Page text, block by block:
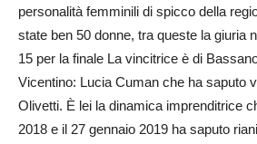
personalità femminili di spicco della
state ben 50 donne, tra queste la giuria
15 per la finale La vincitrice è di
Vicentino: Lucia Cuman che ha saputo
Olivetti. È lei la dinamica imprenditrice
2018 e il 27 gennaio 2019 ha saputo